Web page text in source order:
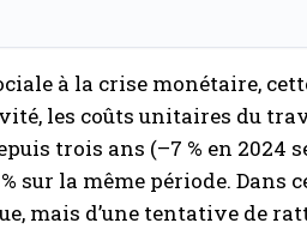
à la crise monétaire,
les coûts unitaires du
trois ans (–7 % en 2024
sur la même période. Dans
mais d’une tentative de